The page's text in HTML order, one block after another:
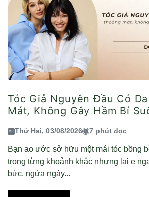
Tóc Giả Nguyên Đầu Có
Mát, Không Gây Hầm Bí
Thứ Hai, 03/08/2026 7 phút đọc
Bạn ao ước sở hữu một mái tóc bồng
trong từng khoảnh khắc nhưng lại e
bức, ngứa ngáy...